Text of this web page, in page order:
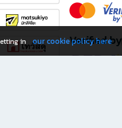
Verified by
in our cookie policy here